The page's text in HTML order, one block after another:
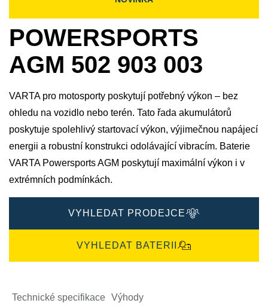
POWERSPORTS
AGM 502 903 003
VARTA pro motosporty poskytují potřebný výkon – bez
ohledu na vozidlo nebo terén. Tato řada akumulátorů
poskytuje spolehlivý startovací výkon, výjimečnou napájecí
energii a robustní konstrukci odolávající vibracím. Baterie
VARTA Powersports AGM poskytují maximální výkon i v
extrémních podmínkách.
VYHLEDAT PRODEJCE
VYHLEDAT BATERII
Technické specifikace Výhody